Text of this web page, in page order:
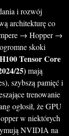
i rozwój
architekturę co
→ Hopper →
skoki
Tensor Core
25)mają
szybszą pamięć i
trenowanie
ogłosił, że GPU
w niektórych
NVIDIA na